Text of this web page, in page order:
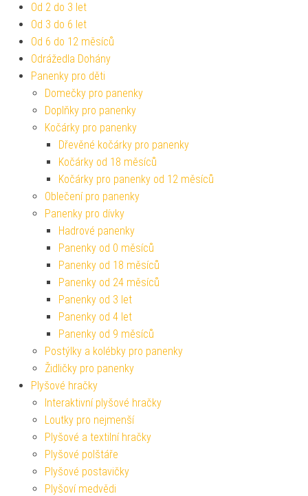
Od 2 do 3 let
Od 3 do 6 let
Od 6 do 12 měsíců
Odrážedla Dohány
Panenky pro děti
Domečky pro panenky
Doplňky pro panenky
Kočárky pro panenky
Dřevěné kočárky pro panenky
Kočárky od 18 měsíců
Kočárky pro panenky od 12 měsíců
Oblečení pro panenky
Panenky pro dívky
Hadrové panenky
Panenky od 0 měsíců
Panenky od 18 měsíců
Panenky od 24 měsíců
Panenky od 3 let
Panenky od 4 let
Panenky od 9 měsíců
Postýlky a kolébky pro panenky
Židličky pro panenky
Plyšové hračky
Interaktivní plyšové hračky
Loutky pro nejmenší
Plyšové a textilní hračky
Plyšové polštáře
Plyšové postavičky
Plyšoví medvědi